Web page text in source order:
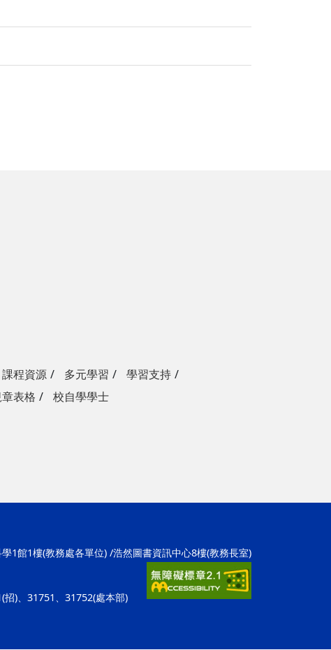
課程資源 多元學習
學習支持
表格 校自學學士
1館1樓(教務處各單位) /浩然圖書資訊中心8樓(教務長室)
)、31751、31752(處本部)